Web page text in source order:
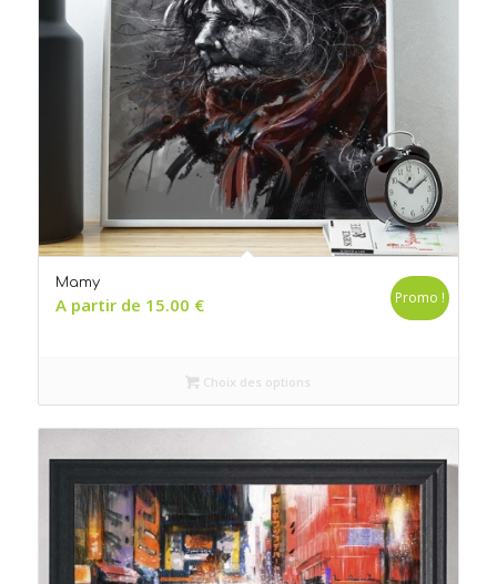
Mamy
A partir de 15.00 € Promo !
Choix des options